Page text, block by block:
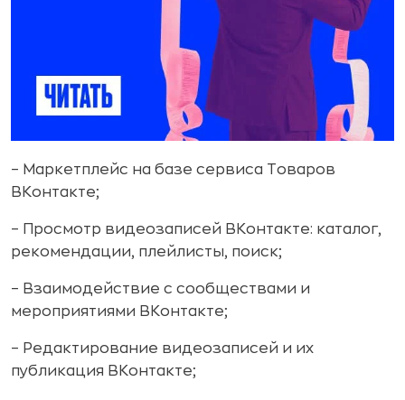
– Маркетплейс на базе сервиса Товаров
ВКонтакте;
– Просмотр видеозаписей ВКонтакте: каталог,
рекомендации, плейлисты, поиск;
– Взаимодействие с сообществами и
мероприятиями ВКонтакте;
– Редактирование видеозаписей и их
публикация ВКонтакте;